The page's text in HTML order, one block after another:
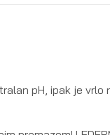
pH, ipak je